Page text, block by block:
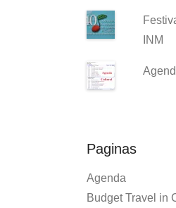
INM
Paginas
Agenda
Budget Travel in